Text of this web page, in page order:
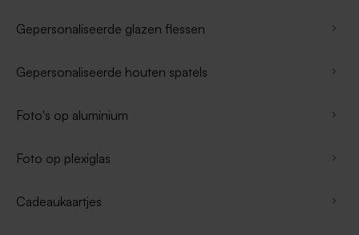
Gepersonaliseerde glazen flessen
Gepersonaliseerde houten spatels
Foto's op aluminium
Foto op plexiglas
Cadeaukaartjes